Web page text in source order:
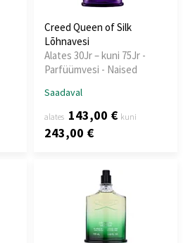
Creed Queen of Silk
Lõhnavesi
Alates 30Jr – kuni 75Jr -
Parfüümvesi - Naised
Saadaval
alates 143,00 € kuni
243,00 €